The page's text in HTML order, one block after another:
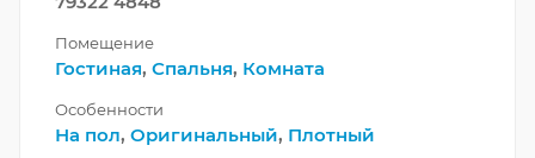
Помещение
Гостиная, Спальня, Комната
Особенности
На пол, Оригинальный, Плотный